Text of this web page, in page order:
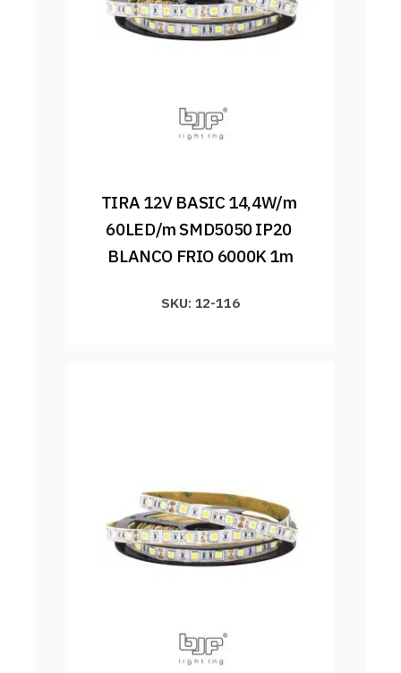
TIRA 12V BASIC 14,4W/m
60LED/m SMD5050 IP20
BLANCO FRIO 6000K 1m
SKU: 12-116